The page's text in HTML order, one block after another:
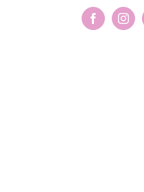
Facebook